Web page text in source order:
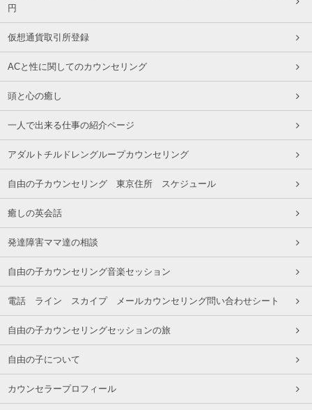
円
仮想通貨取引所登録
ACと性に関してのカウンセリング
頭と心の癒し
一人で出来る仕事の紹介ページ
アダルトチルドレングループカウンセリング
自由の子カウンセリング 東京住所 スケジュール
癒しの英会話
発達障害ママ達の相談
自由の子カウンセリング音楽セッション
電話 ライン スカイプ メールカウンセリング問い合わせシート
自由の子カウンセリングセッションの旅
自由の子について
カウンセラープロフィール